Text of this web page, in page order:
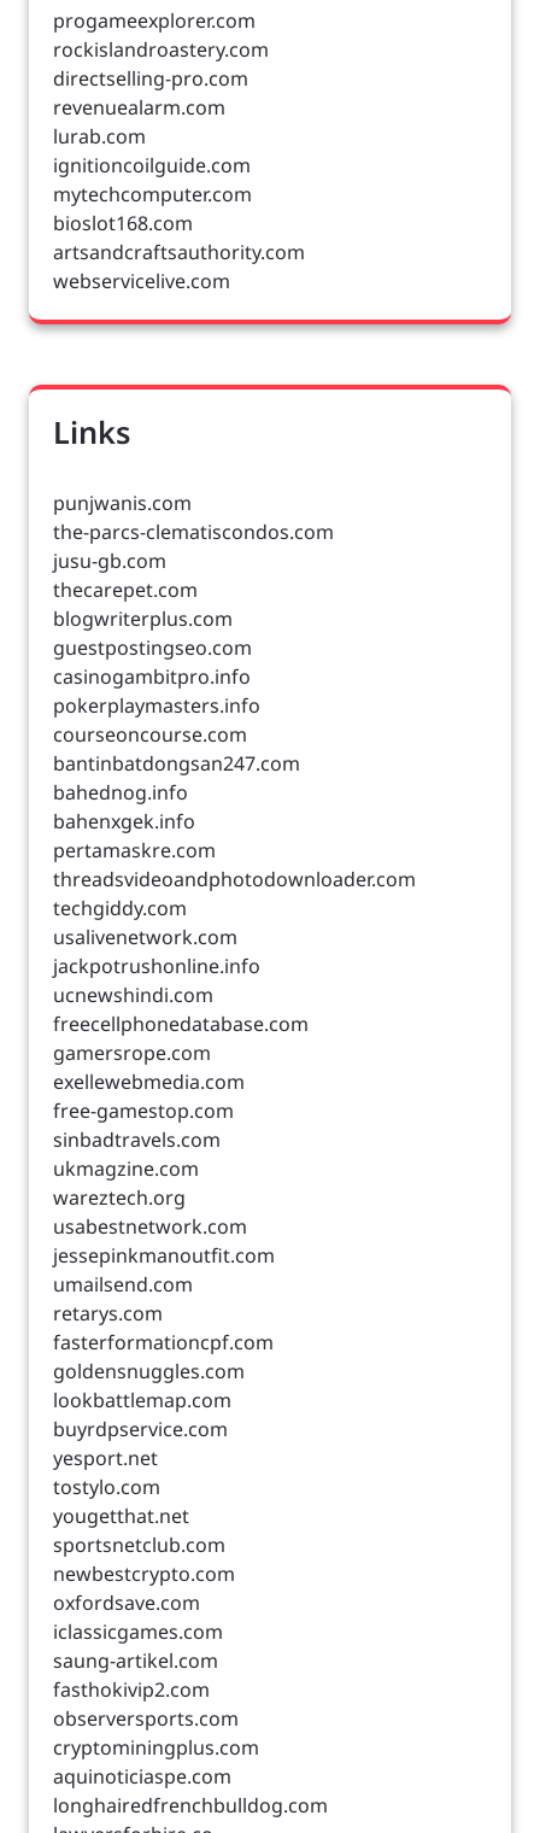
progameexplorer.com
rockislandroastery.com
directselling-pro.com
revenuealarm.com
lurab.com
ignitioncoilguide.com
mytechcomputer.com
bioslot168.com
artsandcraftsauthority.com
webservicelive.com
Links
punjwanis.com
the-parcs-clematiscondos.com
jusu-gb.com
thecarepet.com
blogwriterplus.com
guestpostingseo.com
casinogambitpro.info
pokerplaymasters.info
courseoncourse.com
bantinbatdongsan247.com
bahednog.info
bahenxgek.info
pertamaskre.com
threadsvideoandphotodownloader.com
techgiddy.com
usalivenetwork.com
jackpotrushonline.info
ucnewshindi.com
freecellphonedatabase.com
gamersrope.com
exellewebmedia.com
free-gamestop.com
sinbadtravels.com
ukmagzine.com
wareztech.org
usabestnetwork.com
jessepinkmanoutfit.com
umailsend.com
retarys.com
fasterformationcpf.com
goldensnuggles.com
lookbattlemap.com
buyrdpservice.com
yesport.net
tostylo.com
yougetthat.net
sportsnetclub.com
newbestcrypto.com
oxfordsave.com
iclassicgames.com
saung-artikel.com
fasthokivip2.com
observersports.com
cryptominingplus.com
aquinoticiaspe.com
longhairedfrenchbulldog.com